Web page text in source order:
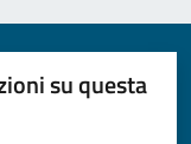
su questa